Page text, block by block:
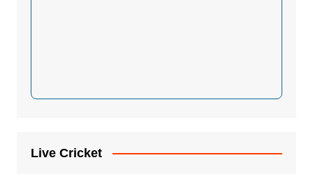
Live Cricket